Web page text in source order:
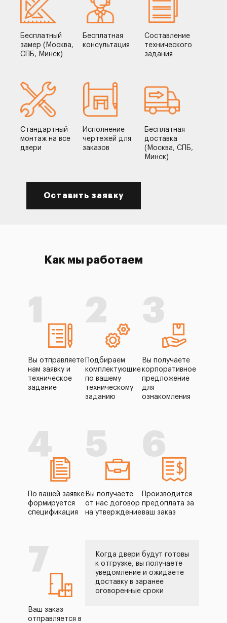
Бесплатный
замер (Москва,
СПБ, Минск)
Бесплатная
консультация
Составление
технического
задания
Стандартный
монтаж на все
двери
Исполнение
чертежей для
заказов
Бесплатная
доставка
(Москва, СПБ,
Минск)
Оставить заявку
Как мы работаем
1
Вы отправляете
нам заявку и
техническое
задание
2
Подбираем
комплектующие
по вашему
техническому
заданию
3
Вы получаете
корпоративное
предложение
для
ознакомления
4
По вашей заявке
формируется
спецификация
5
Вы получаете
от нас договор
на утверждение
6
Производится
предоплата за
ваш заказ
7
Ваш заказ
отправляется в
Когда двери будут готовы
к отгрузке, вы получаете
уведомление и ожидаете
доставку в заранее
оговоренные сроки